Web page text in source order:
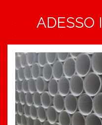
ADESSO